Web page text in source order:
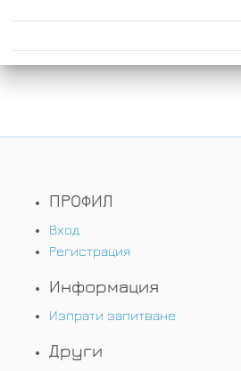
ПРОФИЛ
Вход
Регистрация
Информация
Изпрати запитване
Други